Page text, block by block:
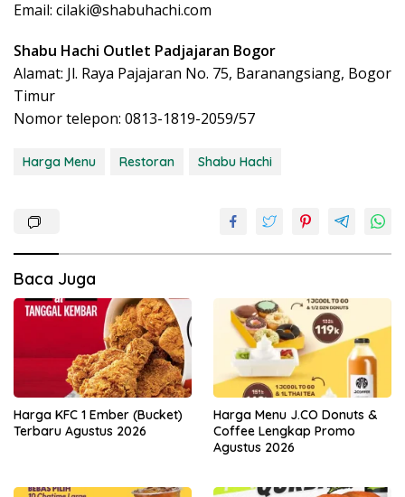
Email: cilaki@shabuhachi.com
Shabu Hachi Outlet Padjajaran Bogor
Alamat: Jl. Raya Pajajaran No. 75, Baranangsiang, Bogor
Timur
Nomor telepon: 0813-1819-2059/57
Harga Menu Restoran Shabu Hachi
Baca Juga
Harga KFC 1 Ember (Bucket)
Terbaru Agustus 2026
Harga Menu J.CO Donuts &
Coffee Lengkap Promo
Agustus 2026